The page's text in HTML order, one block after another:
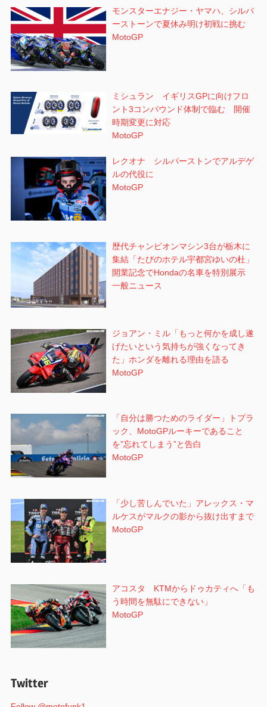
モンスターエナジー・ヤマハ、シルバ
ーストーンで夏休み明け初戦に挑む
MotoGP
ミシュラン イギリスGPに向けフロ
ント3コンパウンド体制で臨む 開催
時期変更に対応
MotoGP
レクオナ シルバーストンでアルデゲ
ルの代役に
MotoGP
歴代チャンピオンマシン3台が栃木に
集結「たびのホテル宇都宮ゆいの杜」
開業記念でHondaの名車を特別展示
一般ニュース
ジョアン・ミル「もっと何かを成し遂
げたいという気持ちが強くなってき
た」ホンダを離れる理由を語る
MotoGP
「自分は勝つためのライダー」トプラ
ック、MotoGPルーキーであること
を”忘れてしまう”と告白
MotoGP
「少し苦しんでいた」アレックス・マ
ルケスがマルクの影から抜け出すまで
MotoGP
アコスタ KTMからドゥカティへ「も
う時間を無駄にできない」
MotoGP
Twitter